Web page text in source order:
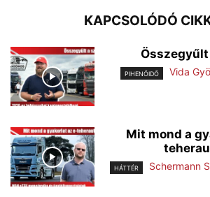
KAPCSOLÓDÓ
Összegyűlt
PIHENŐIDŐ Vida
Mit mond a
HÁTTÉR Schermann